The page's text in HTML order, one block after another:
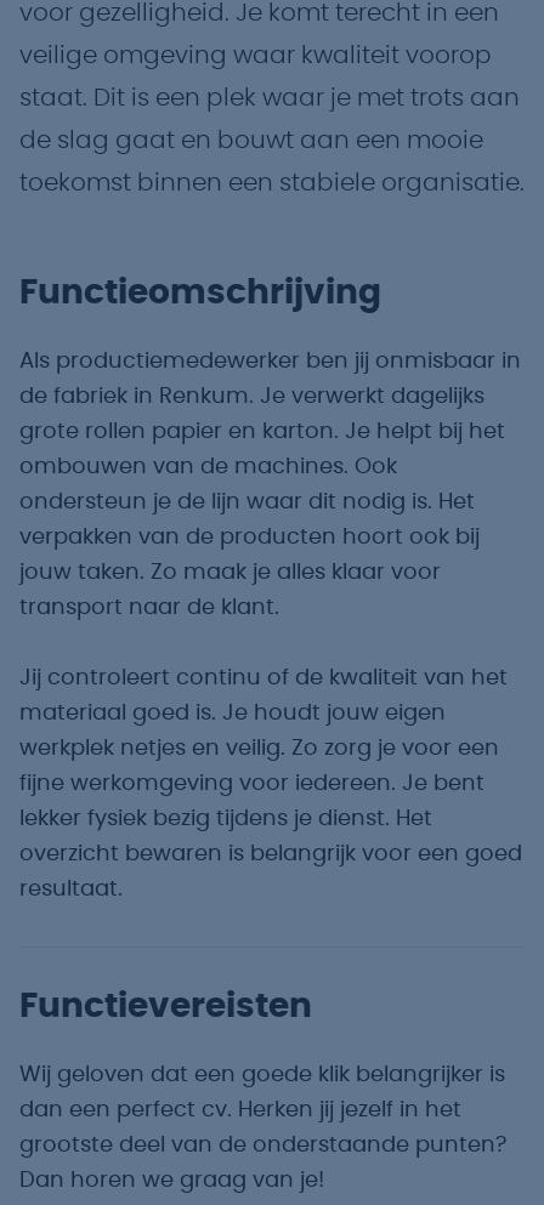
voor gezelligheid. Je komt terecht in een
veilige omgeving waar kwaliteit voorop
staat. Dit is een plek waar je met trots aan
de slag gaat en bouwt aan een mooie
toekomst binnen een stabiele organisatie.
Functieomschrijving
Als productiemedewerker ben jij onmisbaar in
de fabriek in Renkum. Je verwerkt dagelijks
grote rollen papier en karton. Je helpt bij het
ombouwen van de machines. Ook
ondersteun je de lijn waar dit nodig is. Het
verpakken van de producten hoort ook bij
jouw taken. Zo maak je alles klaar voor
transport naar de klant.
Jij controleert continu of de kwaliteit van het
materiaal goed is. Je houdt jouw eigen
werkplek netjes en veilig. Zo zorg je voor een
fijne werkomgeving voor iedereen. Je bent
lekker fysiek bezig tijdens je dienst. Het
overzicht bewaren is belangrijk voor een goed
resultaat.
Functievereisten
Wij geloven dat een goede klik belangrijker is
dan een perfect cv. Herken jij jezelf in het
grootste deel van de onderstaande punten?
Dan horen we graag van je!